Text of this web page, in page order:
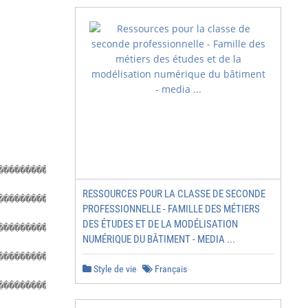
RESSOURCES POUR LA CLASSE DE SECONDE
PROFESSIONNELLE - FAMILLE DES MÉTIERS
DES ÉTUDES ET DE LA MODÉLISATION
NUMÉRIQUE DU BÂTIMENT - MEDIA ...
Style de vie Français